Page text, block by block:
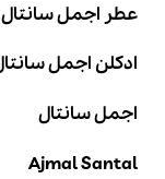
عطر اجمل سانتال
ادکلن اجمل
اجمل سانتال
Ajmal Santal